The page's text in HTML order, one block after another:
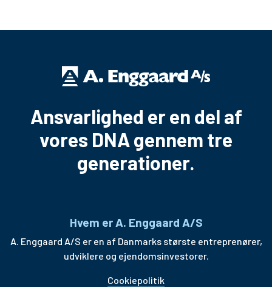
Ansvarlighed er en del af
vores DNA gennem tre
generationer.
Hvem er A. Enggaard A/S
A. Enggaard A/S er en af Danmarks største entreprenører,
udviklere og ejendomsinvestorer.
Cookiepolitik